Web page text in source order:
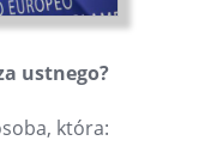
ustnego?
która: